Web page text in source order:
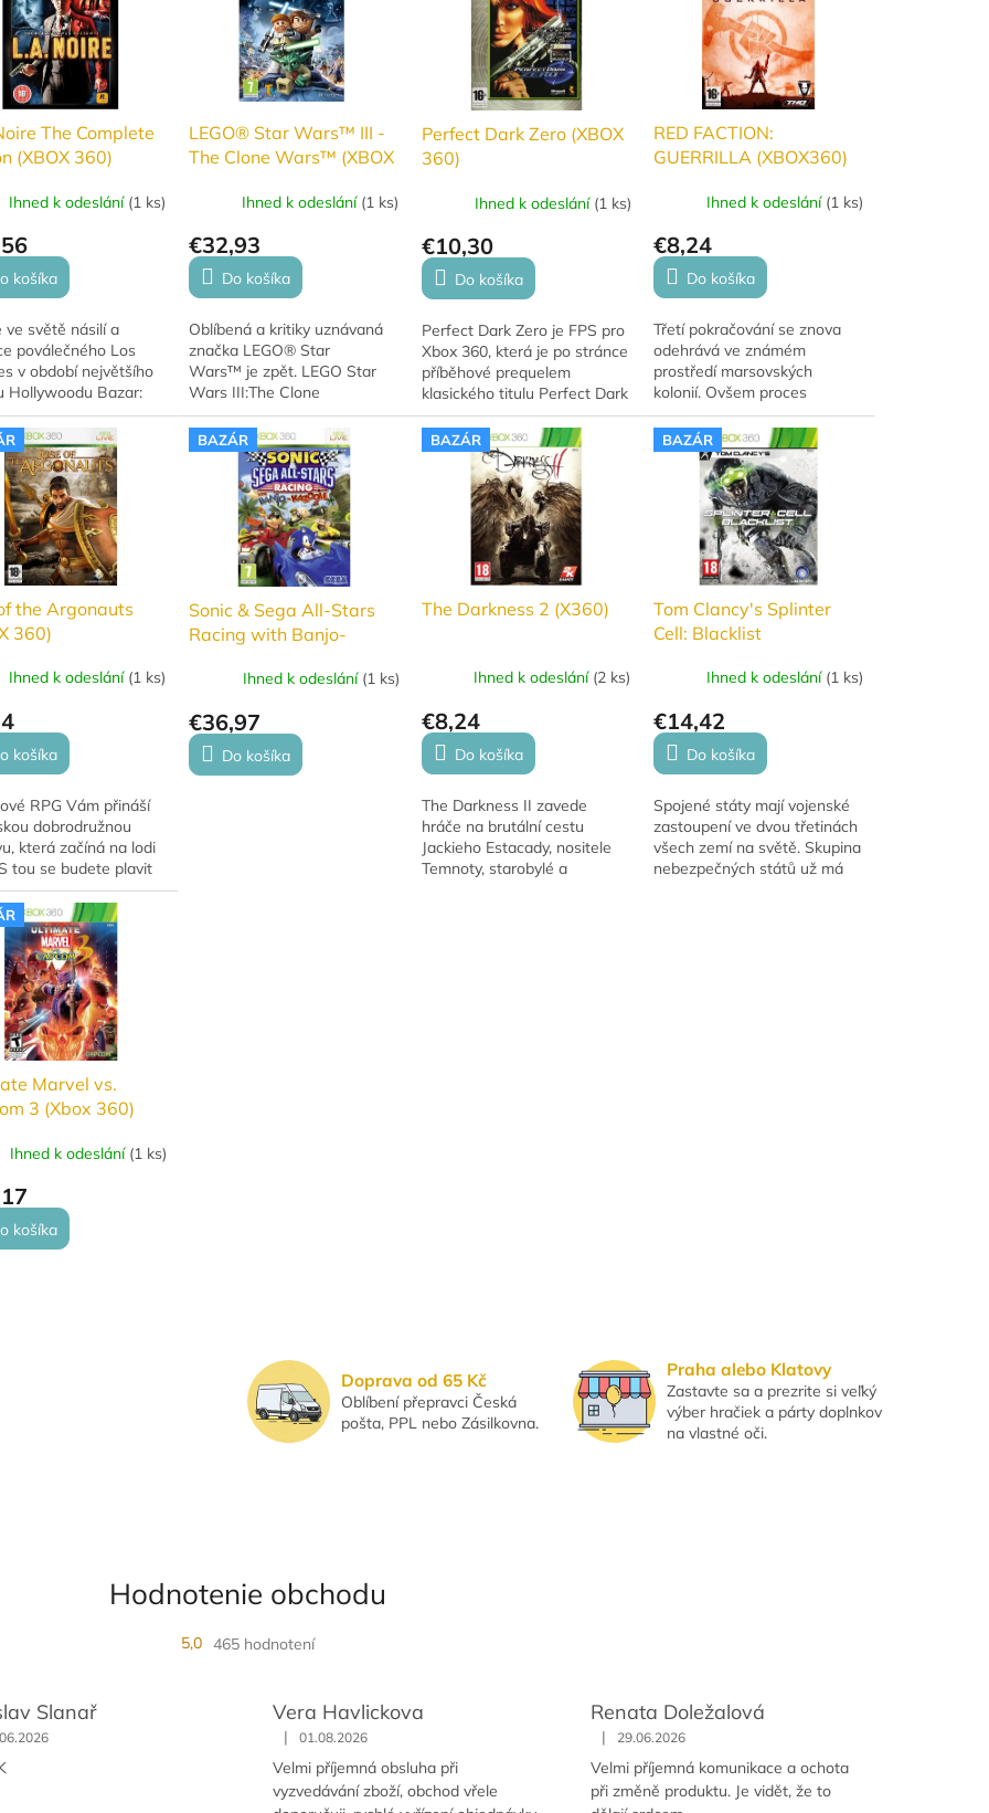
The Complete
(XBOX 360)
Ihned k odeslání (1 ks)
košíka
ve světě násilí a
poválečného Los
v období největšího
Hollywoodu Bazar:
hra.
LEGO® Star Wars™ III -
The Clone Wars™ (XBOX
Ihned k odeslání (1 ks)
€32,93
Do košíka
Oblíbená a kritiky uznávaná
značka LEGO® Star
Wars™ je zpět. LEGO Star
Wars III:The Clone
Wars spojuje epické příběhy
a kultovní postavy ze světa
Star Wars a...
Perfect Dark Zero (XBOX
360)
Ihned k odeslání (1 ks)
€10,30
Do košíka
Perfect Dark Zero je FPS pro
Xbox 360, která je po stránce
příběhové prequelem
klasického titulu Perfect Dark
z konzole N64.Bazar: Použitá
hra.
RED FACTION:
GUERRILLA (XBOX360)
Ihned k odeslání (1 ks)
€8,24
Do košíka
Třetí pokračování se znova
odehrává ve známém
prostředí marsovských
kolonií. Ovšem proces
teraformace pokročil o
značný kus kupředu, takže
vám v opalování nebudou
bránit žádné...
the Argonauts
360)
Ihned k odeslání (1 ks)
košíka
RPG Vám přináší
dobrodružnou
která začíná na lodi
tou se budete plavit
oceány a
objevovat krásu a
ostrovů a...
BAZÁR
Sonic & Sega All-Stars
Racing with Banjo-
Ihned k odeslání (1 ks)
€36,97
Do košíka
BAZÁR
The Darkness 2 (X360)
Ihned k odeslání (2 ks)
€8,24
Do košíka
The Darkness II zavede
hráče na brutální cestu
Jackieho Estacady, nositele
Temnoty, starobylé a
BAZÁR
Tom Clancy's Splinter
Cell: Blacklist
Ihned k odeslání (1 ks)
€14,42
Do košíka
Spojené státy mají vojenské
zastoupení ve dvou třetinách
všech zemí na světě. Skupina
nebezpečných států už má
Marvel vs.
3 (Xbox 360)
Ihned k odeslání (1 ks)
košíka
d
a
c
Doprava od 65 Kč
Oblíbení přepravci Česká
pošta, PPL nebo Zásilkovna.
Praha alebo Klatovy
Zastavte sa a prezrite si veľký
výber hračiek a párty doplnkov
na vlastné oči.
Hodnotenie obchodu
5,0 465 hodnotení
Slanař Vera Havlickova
| 01.08.2026
Velmi příjemná obsluha při
vyzvedávání zboží, obchod vřele
Renata Doležalová
| 29.06.2026
Velmi příjemná komunikace a ochota
při změně produktu. Je vidět, že to